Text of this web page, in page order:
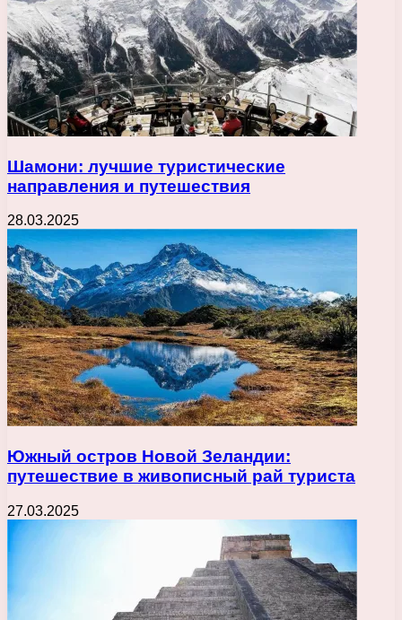
Шамони: лучшие туристические
направления и путешествия
28.03.2025
Южный остров Новой Зеландии:
путешествие в живописный рай туриста
27.03.2025